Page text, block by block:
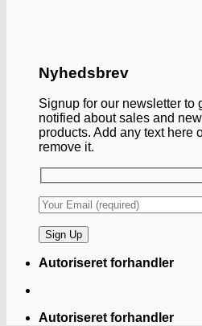
Nyhedsbrev
Signup for our newsletter to
notified about sales and new
products. Add any text here
remove it.
Autoriseret forhandler
Autoriseret forhandler